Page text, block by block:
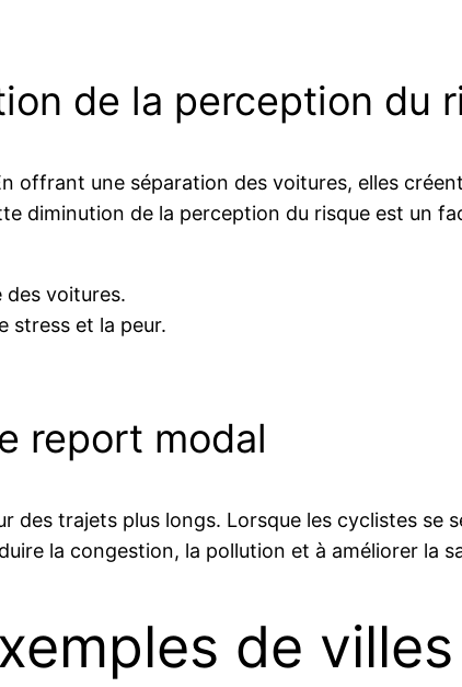
de la perception du
offrant une séparation des voitures, elles
diminution de la perception du risque est un
des voitures.
stress et la peur.
report modal
des trajets plus longs. Lorsque les cyclistes se
la congestion, la pollution et à améliorer la
de